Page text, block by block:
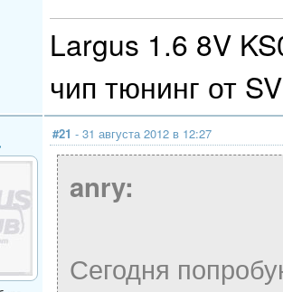
Largus 1.6 8V
чип тюнинг от
#21 - 31 августа 2012 в 12:27
anry:
Сегодня